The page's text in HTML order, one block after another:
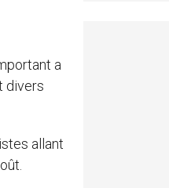
a
divers
allant